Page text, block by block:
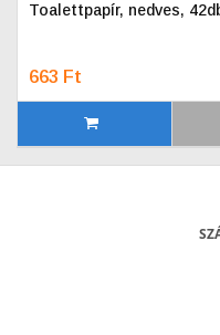
Toalettpapír, nedves,
663 Ft